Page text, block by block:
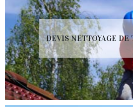
DEVIS NETTOYAGE DE